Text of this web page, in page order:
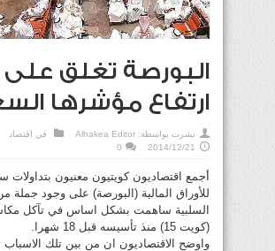
البورصة تغلق على
ارتفاع مؤشرها
نشرت بواسطة: Alhakea Editor في اقتصاد
2014/12/21
0
أجمع اقتصاديون كويتيون معنيون
للأوراق المالية (البورصة) على وجود جملة
السلبية ساهمت بشكل اساس في تآكل
(كويت 15) منذ تأسيسه قبل 18 شهرا.
واوضح الاقتصاديون ان من بين تلك الاسباب